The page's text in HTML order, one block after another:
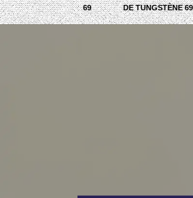
69
DE TUNGSTÈNE 69